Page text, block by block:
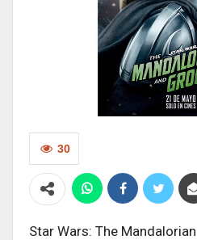
30
Star Wars: The